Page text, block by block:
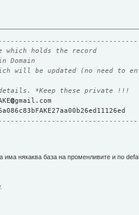
which holds the record
Domain
will be updated (no need to
*Keep these private !!!
@
има някаква база на променливите и по